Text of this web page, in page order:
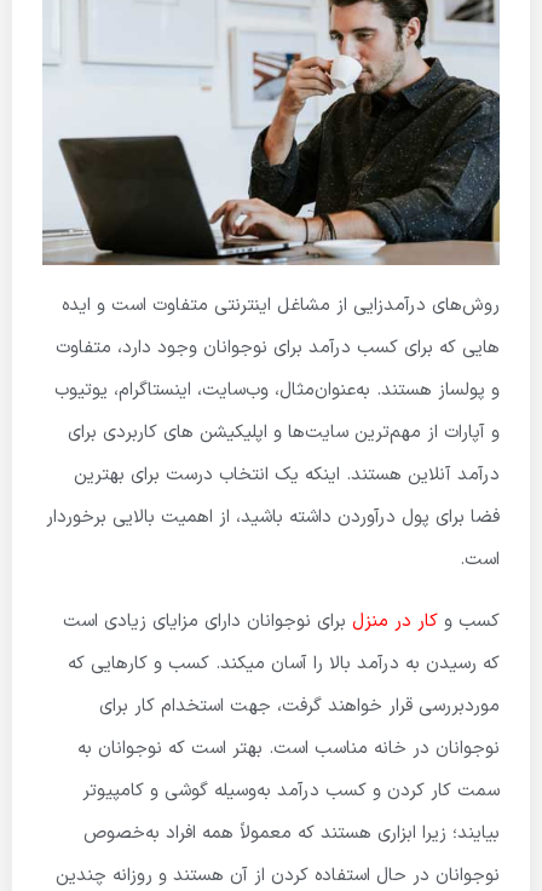
روش‌های درآمدزایی از مشاغل اینترنتی متفاوت است و ایده
هایی که برای کسب درآمد برای نوجوانان وجود دارد، متفاوت
و پولساز هستند. به‌عنوان‌مثال، وب‌سایت، اینستاگرام، یوتیوب
و آپارات از مهم‌ترین سایت‌ها و اپلیکیشن­ های کاربردی برای
درآمد آنلاین هستند. اینکه یک انتخاب درست برای بهترین
فضا برای پول درآوردن داشته باشید، از اهمیت بالایی برخوردار
است.
کسب و کار در منزل برای نوجوانان دارای مزایای زیادی است
که رسیدن به درآمد بالا را آسان میکند. کسب و کارهایی که
موردبررسی قرار خواهند گرفت، جهت استخدام کار برای
نوجوانان در خانه مناسب است. بهتر است که نوجوانان به
سمت کار کردن و کسب درآمد به‌وسیله گوشی و کامپیوتر
بیایند؛ زیرا ابزاری هستند که معمولاً همه افراد به‌خصوص
نوجوانان در حال استفاده کردن از آن هستند و روزانه چندین